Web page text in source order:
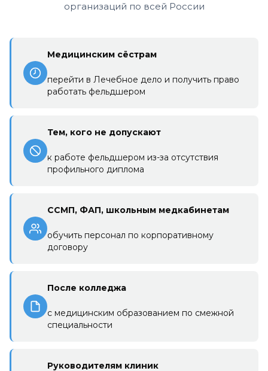
организаций по всей России
Медицинским сёстрам
перейти в Лечебное дело и получить право
работать фельдшером
Тем, кого не допускают
к работе фельдшером из-за отсутствия
профильного диплома
ССМП, ФАП, школьным медкабинетам
обучить персонал по корпоративному
договору
После колледжа
с медицинским образованием по смежной
специальности
Руководителям клиник